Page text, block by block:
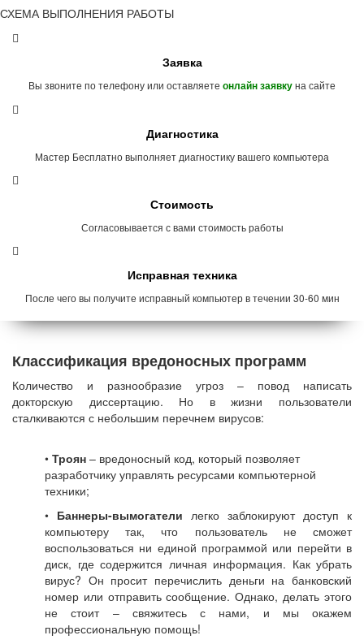
СХЕМА ВЫПОЛНЕНИЯ РАБОТЫ
Заявка
Вы звоните по телефону или оставляете онлайн заявкуна сайте
Диагностика
Мастер Бесплатно выполняет диагностику вашего компьютера
Стоимость
Согласовывается с вами стоимость работы
Исправная техника
После чего вы получите исправный компьютер в течении 30-60 мин
Классификация вредоносных программ
Количество и разнообразие угроз – повод написать
докторскую диссертацию. Но в жизни пользователи
сталкиваются с небольшим перечнем вирусов:
• Троян – вредоносный код, который позволяет
разработчику управлять ресурсами компьютерной
техники;
• Баннеры-вымогатели легко заблокируют доступ к
компьютеру так, что пользователь не сможет
воспользоваться ни единой программой или перейти в
диск, где содержится личная информация. Как убрать
вирус? Он просит перечислить деньги на банковский
номер или отправить сообщение. Однако, делать этого
не стоит – свяжитесь с нами, и мы окажем
профессиональную помощь!